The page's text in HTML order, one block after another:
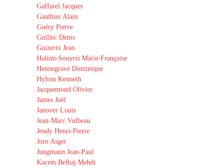
Gaffarel Jacques
Gauthier Alain
Guéry Pierre
Guillec Denis
Guizerix Jean
Halimi-Souyris Marie-Françoise
Hennegrave Dominique
Hylton Kenneth
Jacquemond Olivier
James Joël
Janover Louis
Jean-Marc Vulbeau
Jeudy Henri-Pierre
Jorn Asger
Jungmann Jean-Paul
Kacem Belhaj Mehdi